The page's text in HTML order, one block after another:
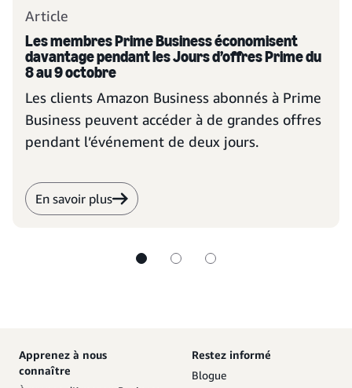
Article
Les membres Prime Business économisent
davantage pendant les Jours d’offres Prime du
8 au 9 octobre
Les clients Amazon Business abonnés à Prime
Business peuvent accéder à de grandes offres
pendant l’événement de deux jours.
En savoir plus
Apprenez à nous
connaître
Restez informé
Blogue